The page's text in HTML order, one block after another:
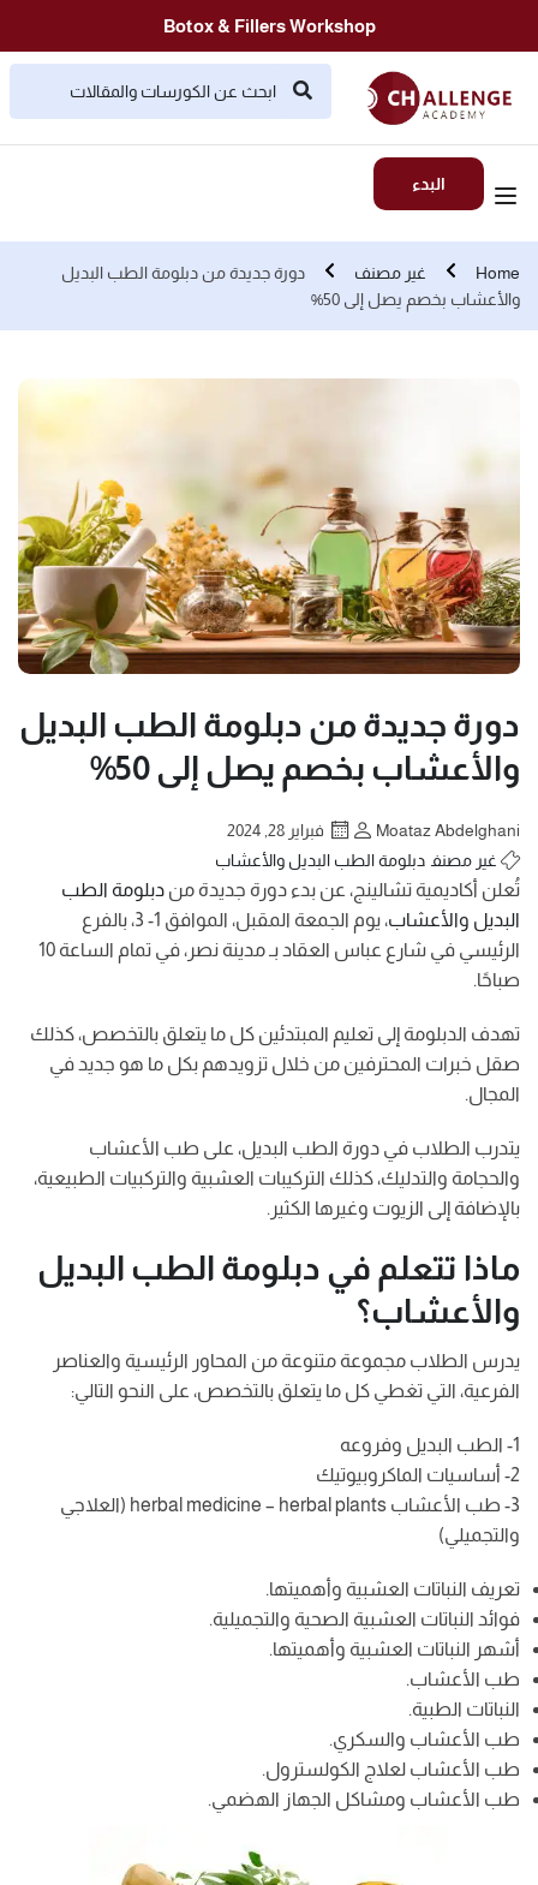
Botox & Fillers Workshop
البدء
Home غير مصنف
دورة جديدة من دبلومة الطب البديل
والأعشاب بخصم يصل إلى 50%
دورة جديدة من دبلومة الطب البديل
والأعشاب بخصم يصل إلى 50%
Moataz Abdelghani
فبراير 28, 2024
غير مصنف دبلومة الطب البديل والأعشاب
تُعلن أكاديمية تشالينج، عن بدء دورة جديدة من دبلومة الطب
البديل والأعشاب
، يوم الجمعة المقبل، الموافق 1- 3، بالفرع
الرئيسي في شارع عباس العقاد بـ مدينة نصر، في تمام الساعة 10
صباحًا.
تهدف الدبلومة إلى تعليم المبتدئين كل ما يتعلق بالتخصص، كذلك
صقل خبرات المحترفين من خلال تزويدهم بكل ما هو جديد في
المجال.
يتدرب الطلاب في دورة الطب البديل، على طب الأعشاب
والحجامة والتدليك، كذلك التركيبات العشبية والتركبيات الطبيعية،
بالإضافة إلى الزيوت وغيرها الكثير.
ماذا تتعلم في دبلومة الطب البديل
والأعشاب؟
يدرس الطلاب مجموعة متنوعة من المحاور الرئيسية والعناصر
الفرعية، التي تغطي كل ما يتعلق بالتخصص، على النحو التالي:
1- الطب البديل وفروعه
2- أساسيات الماكروبيوتيك
3- طب الأعشاب herbal medicine – herbal plants (العلاجي
والتجميلي)
تعريف النباتات العشبية وأهميتها.
فوائد النباتات العشبية الصحية والتجميلية.
أشهر النباتات العشبية وأهميتها.
طب الأعشاب.
النباتات الطبية.
طب الأعشاب والسكري.
طب الأعشاب لعلاج الكولسترول.
طب الأعشاب ومشاكل الجهاز الهضمي.